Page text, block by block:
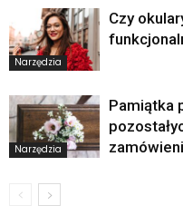
Narzędzia
Czy
Narzędzia
Pamiątka